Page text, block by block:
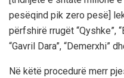
pesëqind pik zero pesë]
përfshirë rrugët “Qyshke”,
“Gavril Dara”, “Demerxhi”
Në këtë procedurë merr